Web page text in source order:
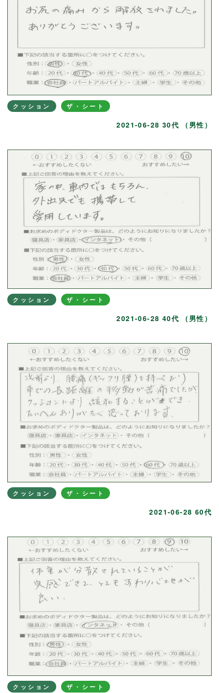
クッション ザ・シート
2021-06-28 30代 （男性）
クッション ザ・シート
2021-06-28 40代 （男性）
クッション ザ・シート
2021-06-28 60代
クッション ザ・シート